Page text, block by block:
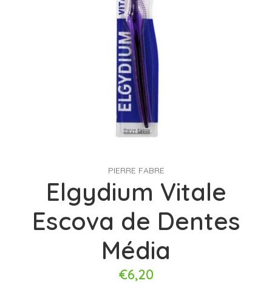
PIERRE FABRE
Elgydium Vitale
Escova de Dentes
Média
€6,20